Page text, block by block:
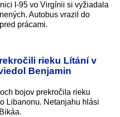
I-95 vo Virgínii si vyžiadala
Autobus vrazil do
prácami.
rieku Lítání v
Benjamin
bojov prekročila rieku
Libanonu. Netanjahu hlási